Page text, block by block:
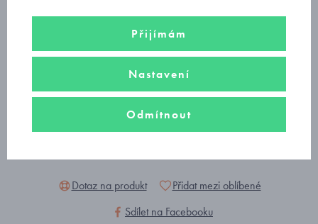
Dotaz na produkt
Přidat mezi oblíbené
Sdílet na Facebooku
Přijímám
Nastavení
Odmítnout